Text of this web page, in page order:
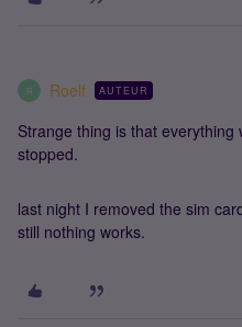
R Roelf AUTEUR
Strange thing is that
stopped.
last night I removed the sim
still nothing works.